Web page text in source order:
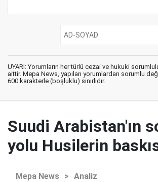
UYARI: Yorumların her türlü cezai ve hukuki
aittir. Mepa News, yapılan yorumlardan sorumlu
600 karakterle (boşluklu) sınırlıdır.
Suudi Arabistan'ın
yolu Husilerin
Mepa News > Analiz